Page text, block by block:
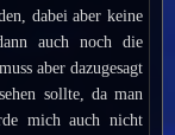
dabei aber keine
auch noch die
muss aber dazugesagt
sollte, da man
mich auch nicht